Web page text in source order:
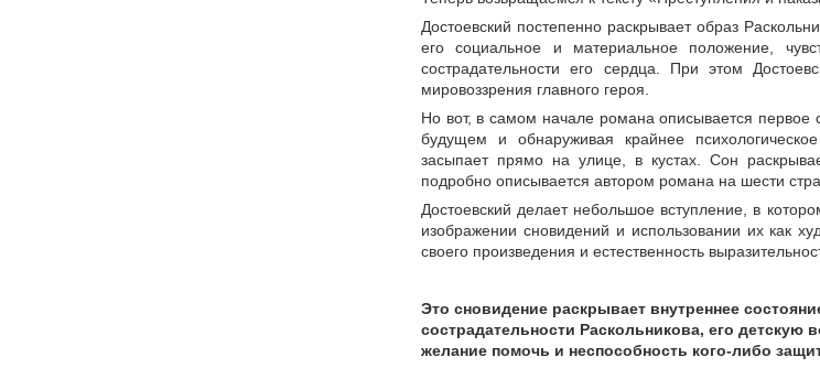
Достоевский постепенно раскрывает образ
его социальное и материальное положение,
сострадательности его сердца. При этом
мировоззрения главного героя.
Но вот, в самом начале романа описывается первое
будущем и обнаруживая крайнее
засыпает прямо на улице, в кустах. Сон
подробно описывается автором романа на шести
Достоевский делает небольшое вступление, в
изображении сновидений и использовании их как
своего произведения и естественность
Это сновидение раскрывает внутреннее
сострадательности Раскольникова, его
желание помочь и неспособность кого-либо